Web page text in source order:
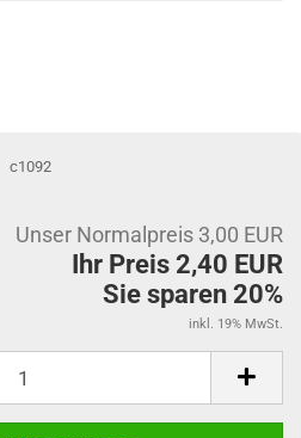
c1092
Unser Normalpreis 3,00 EUR
Ihr Preis 2,40 EUR
Sie sparen 20%
inkl. 19% MwSt.